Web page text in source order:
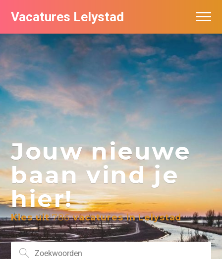
Vacatures Lelystad
Jouw nieuwe
baan vind je
hier!
Kies uit786vacatures in Lelystad
Vacatures per bedrijf in Lelystad
De populairste vacatures in Lelystad
Nieuwsbrief feed